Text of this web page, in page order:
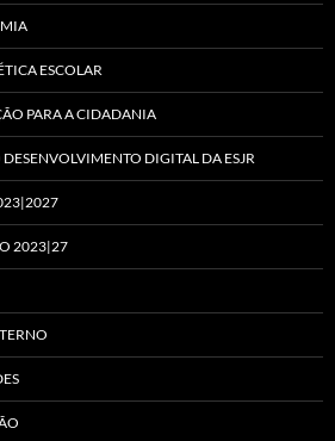
ESCOLAR
PARA A CIDADANIA
DIGITAL DA ESJR
2023|27